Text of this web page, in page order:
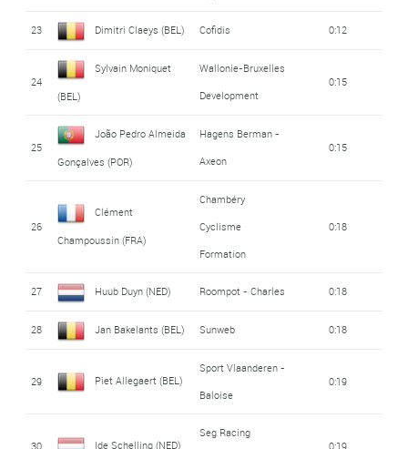
23 Dimitri Claeys (BEL) Cofidis 0:12
24
Sylvain Moniquet
(BEL)
Wallonie-Bruxelles
Development
0:15
25
João Pedro Almeida
Gonçalves (POR)
Hagens Berman -
Axeon
0:15
26
Clément
Champoussin (FRA)
Chambéry
Cyclisme
Formation
0:18
27 Huub Duyn (NED) Roompot - Charles 0:18
28 Jan Bakelants (BEL) Sunweb 0:18
29 Piet Allegaert (BEL)
Sport Vlaanderen -
Baloise
0:19
30 Ide Schelling (NED)
Seg Racing
0:19